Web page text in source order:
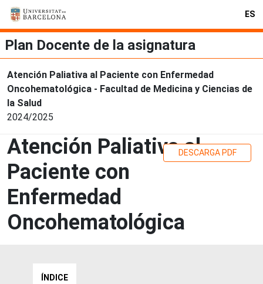
ES
Plan Docente de la asignatura
Atención Paliativa al Paciente con Enfermedad
Oncohematológica - Facultad de Medicina y Ciencias de
la Salud
2024/2025
Atención Paliativa al
Paciente con
Enfermedad
Oncohematológica
DESCARGA PDF
ÍNDICE